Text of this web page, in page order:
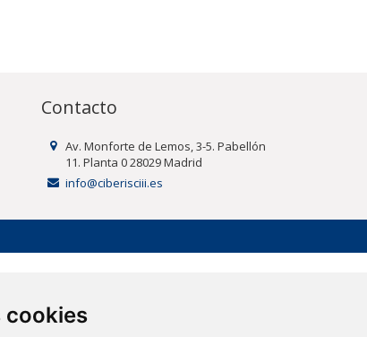
cookies
Contacto
Av. Monforte de Lemos, 3-5. Pabellón
11. Planta 0 28029 Madrid
info@ciberisciii.es